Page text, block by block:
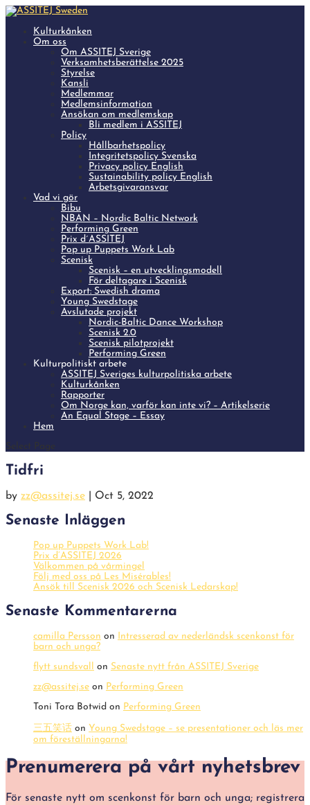
Kulturkånken
Om oss
Om ASSITEJ Sverige
Verksamhetsberättelse 2025
Styrelse
Kansli
Medlemmar
Medlemsinformation
Ansökan om medlemskap
Bli medlem i ASSITEJ
Policy
Hållbarhetspolicy
Integritetspolicy Svenska
Privacy policy English
Sustainability policy English
Arbetsgivaransvar
Vad vi gör
Bibu
NBAN – Nordic Baltic Network
Performing Green
Prix d´ASSITEJ
Pop up Puppets Work Lab
Scenisk
Scenisk – en utvecklingsmodell
För deltagare i Scenisk
Export: Swedish drama
Young Swedstage
Avslutade projekt
Nordic-Baltic Dance Workshop
Scenisk 2.0
Scenisk pilotprojekt
Performing Green
Kulturpolitiskt arbete
ASSITEJ Sveriges kulturpolitiska arbete
Kulturkånken
Rapporter
Om Norge kan, varför kan inte vi? – Artikelserie
An Equal Stage – Essay
Hem
Select Page
Tidfri
by zz@assitej.se Oct 5, 2022
Senaste Inläggen
Pop up Puppets Work Lab!
Prix d’ASSITEJ 2026
Välkommen på vårmingel
Följ med oss på Les Misérables!
Ansök till Scenisk 2026 och Scenisk Ledarskap!
Senaste Kommentarerna
camilla Persson on
Intresserad av nederländsk scenkonst för
barn och unga?
flytt sundsvall
on Senaste nytt från ASSITEJ Sverige
zz@assitej.se on Performing Green
Toni Tora Botwid on Performing Green
三五笑话 on Young Swedstage – se presentationer och läs mer
om föreställningarna!
Prenumerera på vårt nyhetsbrev
För senaste nytt om scenkonst för barn och unga; registrera